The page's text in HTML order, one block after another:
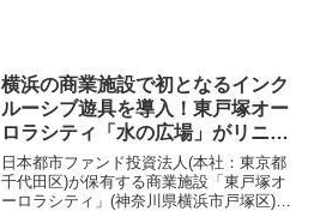
横浜の商業施設で初となるインク
ルーシブ遊具を導入！東戸塚オー
ロラシティ「水の広場」がリニュ
ーアルオープン
日本都市ファンド投資法人(本社：東京都
千代田区)が保有する商業施設「東戸塚オ
ーロラシティ」(神奈川県横浜市戸塚区)に